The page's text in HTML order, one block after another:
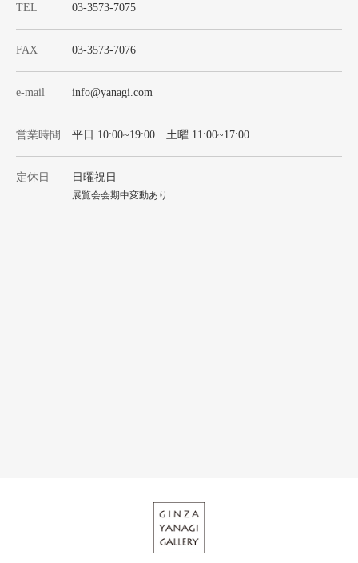
TEL 03-3573-7075
FAX 03-3573-7076
e-mail info@yanagi.com
営業時間 平日 10:00~19:00 土曜 11:00~17:00
定休日 日曜祝日
展覧会会期中変動あり